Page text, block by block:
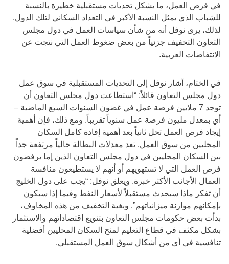
في فرص العمل، ما يشكل تحديات مستقبلية خطيرة بالنسبة
للشباب الذي يمثل النسبة الأكبر في التعداد السكاني لتلك الدول.
لذلك، يرى نوفل أنه من شأن سياسات العمل في دول مجلس
التعاون التخفيف جزئياً من بعض ضغوط العمل التي نتجت عن
الانتفاضات العربية.
في الختام، أشار نوفل إلى التحديات المستقبلية في سوق عمل
دول مجلس التعاون قائلاً: “استطاعت دول مجلس التعاون أن
توجد 7 ملايين فرصة عمل في غضون السنوات السبع الماضية –
أي بمعدل مليون فرصة عمل سنوياً تقريباً. ومع ذلك، فإن أهمية
إيجاد فرص العمل تحل ثانياً بعد أهمية إفادة كامل السكان
المحليين من سوق العمل. تعد معدلات البطالة حالياً مرتفعة جداً
بين السكان المحليين في دول مجلس التعاون الذين إما يرفضون
فرص العمل التي لا تستهويهم أو أنهم لا يستطيعون منافسة
العمال الأجانب الأكثر خبرة. ويعلق نوفل: “يجب على دول الخليج
أن تفكر ماذا سيحدث مستقبلاً لأسعار النفط وفيما إذا سيكون
بإمكانهم موازنة ميزانياتهم”. وبغية التخفيف من هذه المخاوف،
بدأت بعض حكومات مجلس التعاون بتنويع اقتصاداتهم والاستثمار
بشكل مكثف في قطاع التعليم لمنح السكان المحليين أفضلية
تنافسية في أي من أشكال سوق العمل المستقبلي.